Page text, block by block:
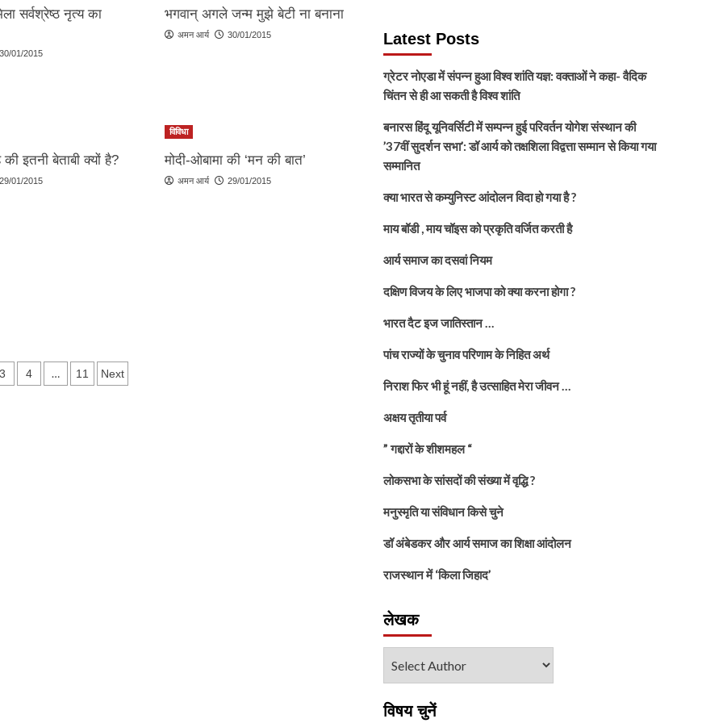
सर्वश्रेष्ठ नृत्य का
30/01/2015
भगवान् अगले जन्म मुझे बेटी ना बनाना
अमन आर्य 30/01/2015
इतनी बेताबी क्यों है?
29/01/2015
विविधा
मोदी-ओबामा की ‘मन की बात’
अमन आर्य 29/01/2015
3 4 … 11 Next
Latest Posts
ग्रेटर नोएडा में संपन्न हुआ विश्व शांति यज्ञ: वक्ताओं ने कहा- वैदिक
चिंतन से ही आ सकती है विश्व शांति
बनारस हिंदू यूनिवर्सिटी में सम्पन्न हुई परिवर्तन योगेश संस्थान की
’37वीं सुदर्शन सभा’: डॉ आर्य को तक्षशिला विद्वत्ता सम्मान से किया गया
सम्मानित
क्या भारत से कम्युनिस्ट आंदोलन विदा हो गया है ?
माय बॉडी , माय चॉइस को प्रकृति वर्जित करती है
आर्य समाज का दसवां नियम
दक्षिण विजय के लिए भाजपा को क्या करना होगा ?
भारत दैट इज जातिस्तान …
पांच राज्यों के चुनाव परिणाम के निहित अर्थ
निराश फिर भी हूं नहीं, है उत्साहित मेरा जीवन …
अक्षय तृतीया पर्व
” गद्दारों के शीशमहल “
लोकसभा के सांसदों की संख्या में वृद्धि ?
मनुस्मृति या संविधान किसे चुने
डॉ अंबेडकर और आर्य समाज का शिक्षा आंदोलन
राजस्थान में ‘किला जिहाद’
लेखक
विषय चुनें